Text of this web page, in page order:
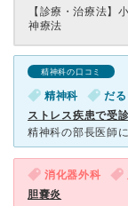
【診療・治療法】
神療法
精神科の口コミ
精神科 だ
ストレス疾患で受
消化器外科
胆嚢炎